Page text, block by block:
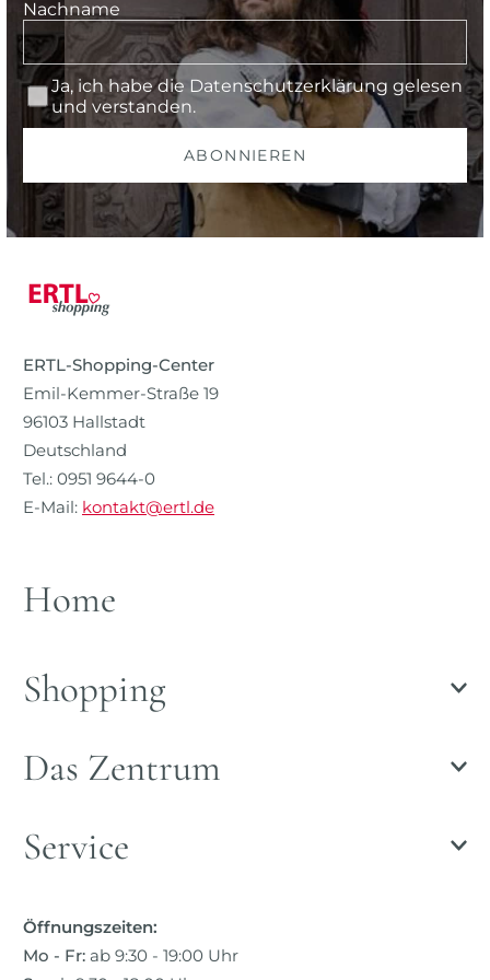
Nachname
Ja, ich habe die Datenschutzerklärung gelesen
und verstanden.
ABONNIEREN
ERTL-Shopping-Center
Emil-Kemmer-Straße 19
96103 Hallstadt
Deutschland
Tel.: 0951 9644-0
E-Mail: kontakt@ertl.de
Home
Shopping
Das Zentrum
Service
Öffnungszeiten:
Mo - Fr: ab 9:30 - 19:00 Uhr